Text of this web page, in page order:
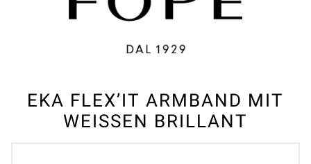
EKA FLEX’IT ARMBAND MIT
WEISSEN BRILLANT